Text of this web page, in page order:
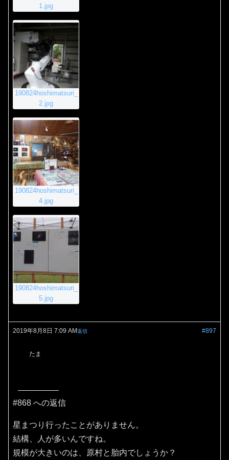
1.jpg
190824hoshimatsuri_
2.jpg
190824hoshimatsuri_
4.jpg
190824hoshimatsuri_
5.jpg
2019年8月8日 7:09 AM #897
返信
たま
#868 への返信
星まつり行ったことがありません。
結構、人が多いんですね。
規模が大きいのは、原村と胎内でしょうか？